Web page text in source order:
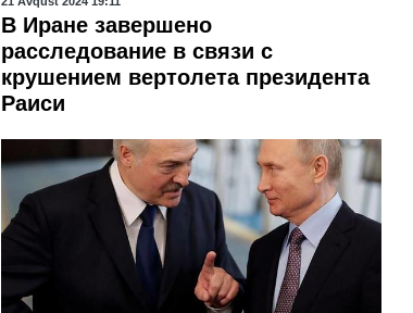
В Иране завершено
расследование в связи с
крушением вертолета президента
Раиси